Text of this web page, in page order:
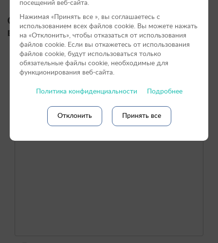
Онлайн-форма заявки в
ветеринарный центр:
посещений веб-сайта.
Нажимая «Принять вce », вы соглашаетесь с
использованием всех файлов cookie. Вы можете нажать
на «Отклонить», чтобы отказаться от использования
файлов сookie. Если вы откажетесь от использования
файлов cookie, будут использоваться только
обязательные файлы cookie, необходимые для
функционирования веб-сайта.
Политика конфиденциальности Подробнее
Отклонить Принять все